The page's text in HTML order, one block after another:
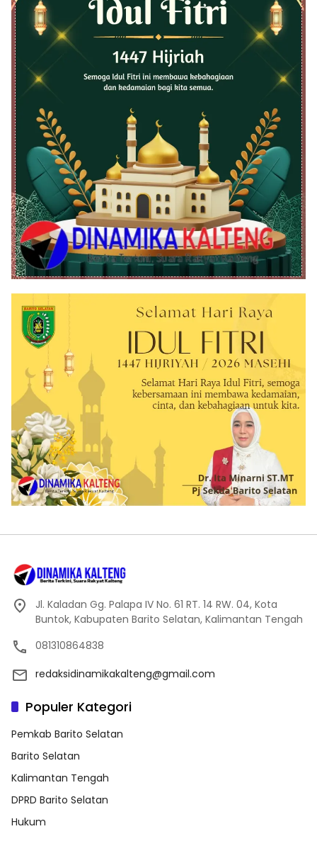
Jl. Kaladan Gg. Palapa IV No. 61 RT. 14 RW. 04, Kota
Buntok, Kabupaten Barito Selatan, Kalimantan Tengah
081310864838
redaksidinamikakalteng@gmail.com
Populer Kategori
Pemkab Barito Selatan
Barito Selatan
Kalimantan Tengah
DPRD Barito Selatan
Hukum